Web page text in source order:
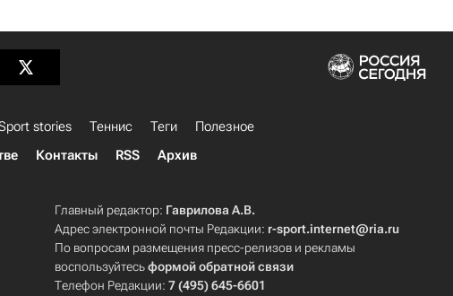
stories Теннис Теги
Полезное
Контакты RSS Архив
Главный редактор: Гаврилова А.В.
Адрес электронной почты Редакции: r-sport.internet@ria.ru
По вопросам размещения пресс-релизов и рекламы
воспользуйтесьформой обратной связи
Телефон Редакции:7 (495) 645-6601